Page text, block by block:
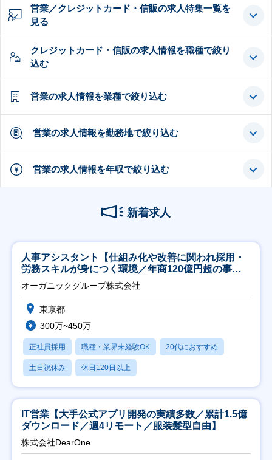
営業／クレジットカード・信販の求人特集一覧を
見る
クレジットカード・信販の求人情報を職種で絞り
込む
営業の求人情報を業種で絞り込む
営業の求人情報を勤務地で絞り込む
営業の求人情報を年収で絞り込む
新着求人
人事アシスタント【仕組み化や改善に関われ採用・
労務スキルが身につく環境／年商120億円超の事業
会社】
オーガニックグループ株式会社
東京都
300万~450万
正社員採用 職種・業界未経験OK 20代におすすめ
土日祝休み 休日120日以上
IT営業【大手公式アプリ開発の実績多数／累計1.5億
ダウンロード／週4リモート／服装髪型自由】
株式会社DearOne